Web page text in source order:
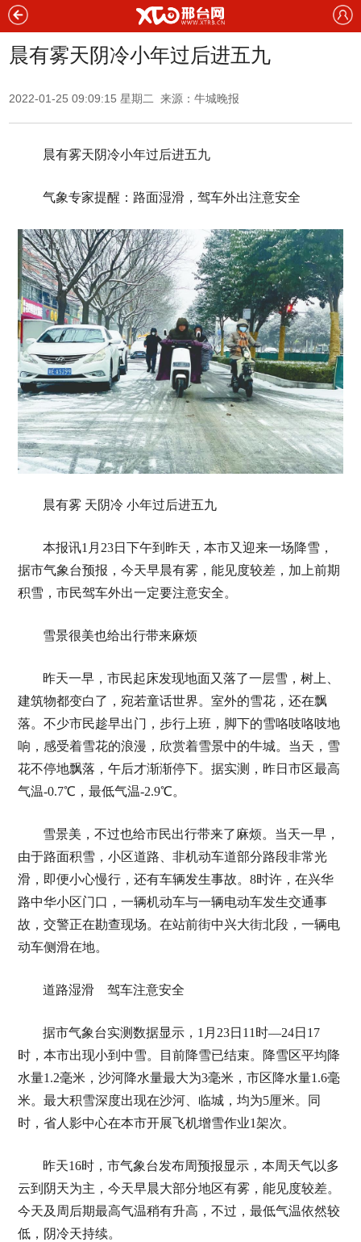
晨有雾天阴冷小年过后进五九
2022-01-25 09:09:15 星期二 来源：牛城晚报
晨有雾天阴冷小年过后进五九
气象专家提醒：路面湿滑，驾车外出注意安全
晨有雾 天阴冷 小年过后进五九
本报讯1月23日下午到昨天，本市又迎来一场降雪，
据市气象台预报，今天早晨有雾，能见度较差，加上前期
积雪，市民驾车外出一定要注意安全。
雪景很美也给出行带来麻烦
昨天一早，市民起床发现地面又落了一层雪，树上、
建筑物都变白了，宛若童话世界。室外的雪花，还在飘
落。不少市民趁早出门，步行上班，脚下的雪咯吱咯吱地
响，感受着雪花的浪漫，欣赏着雪景中的牛城。当天，雪
花不停地飘落，午后才渐渐停下。据实测，昨日市区最高
气温-0.7℃，最低气温-2.9℃。
雪景美，不过也给市民出行带来了麻烦。当天一早，
由于路面积雪，小区道路、非机动车道部分路段非常光
滑，即便小心慢行，还有车辆发生事故。8时许，在兴华
路中华小区门口，一辆机动车与一辆电动车发生交通事
故，交警正在勘查现场。在站前街中兴大街北段，一辆电
动车侧滑在地。
道路湿滑 驾车注意安全
据市气象台实测数据显示，1月23日11时—24日17
时，本市出现小到中雪。目前降雪已结束。降雪区平均降
水量1.2毫米，沙河降水量最大为3毫米，市区降水量1.6毫
米。最大积雪深度出现在沙河、临城，均为5厘米。同
时，省人影中心在本市开展飞机增雪作业1架次。
昨天16时，市气象台发布周预报显示，本周天气以多
云到阴天为主，今天早晨大部分地区有雾，能见度较差。
今天及周后期最高气温稍有升高，不过，最低气温依然较
低，阴冷天持续。